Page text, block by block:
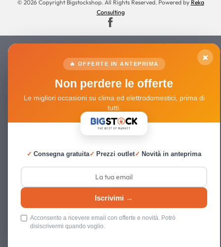
© 2026 Copyright Bigstockshop. All Rights Reserved. Powered by Reka
Consulting
×
🔥 OFFERTE IN ANTEPRIMA
Non perdere le offerte
Le migliori occasioni su clima ed elettrodomestici, prima di
tutti.
✓ Consegna gratuita✓ Prezzi outlet✓ Novità in anteprima
Iscrivimi →
Acconsento a ricevere email con offerte e novità. Potrò
disiscrivermi quando voglio.